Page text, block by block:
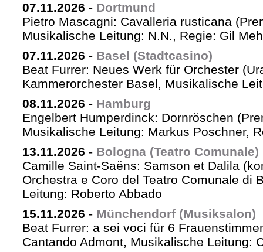
07.11.2026 - Dortmund
Pietro Mascagni: Cavalleria rusticana
Musikalische Leitung: N.N., Regie: Gil
07.11.2026 - Basel (Stadtcasino)
Beat Furrer: Neues Werk für Orchester
Kammerorchester Basel, Musikalische
08.11.2026 - Hamburg
Engelbert Humperdinck: Dornröschen
Musikalische Leitung: Markus Poschner,
13.11.2026 - Bologna (Teatro Comunale)
Camille Saint-Saëns: Samson et Dalila
Orchestra e Coro del Teatro Comunale di
Leitung: Roberto Abbado
15.11.2026 - Münchendorf (Musiksalon)
Beat Furrer: a sei voci für 6
Cantando Admont, Musikalische Leitung: